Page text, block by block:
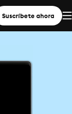
Suscríbete ahora